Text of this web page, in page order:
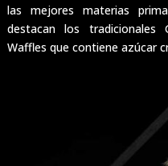
las mejores materias
destacan los tradicionales
Waffles que contiene azúcar